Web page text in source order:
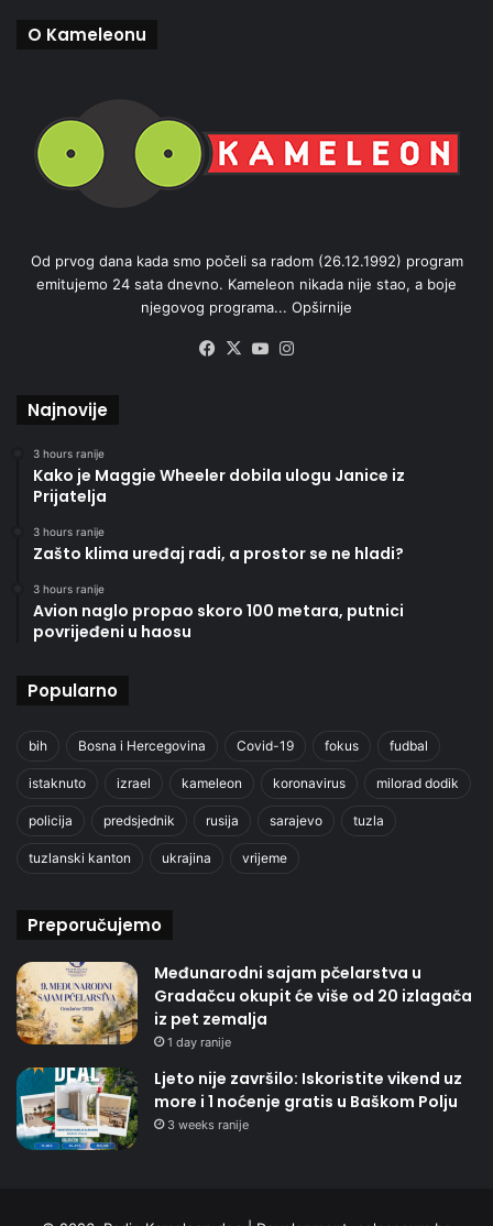
O Kameleonu
Od prvog dana kada smo počeli sa radom (26.12.1992) program
emitujemo 24 sata dnevno. Kameleon nikada nije stao, a boje
njegovog programa... Opširnije
Facebook
X YouTube
Najnovije
3 hours ranije
Kako je Maggie Wheeler dobila ulogu Janice iz
Prijatelja
3 hours ranije
Zašto klima uređaj radi, a prostor se ne hladi?
3 hours ranije
Avion naglo propao skoro 100 metara, putnici
povrijeđeni u haosu
Popularno
bih Bosna i Hercegovina Covid-19 fokus fudbal
istaknuto izrael kameleon koronavirus milorad dodik
policija predsjednik rusija sarajevo tuzla
tuzlanski kanton ukrajina vrijeme
Preporučujemo
Međunarodni sajam pčelarstva u
Gradačcu okupit će više od 20 izlagača
iz pet zemalja
1 day ranije
Ljeto nije završilo: Iskoristite vikend uz
more i 1 noćenje gratis u Baškom Polju
3 weeks ranije